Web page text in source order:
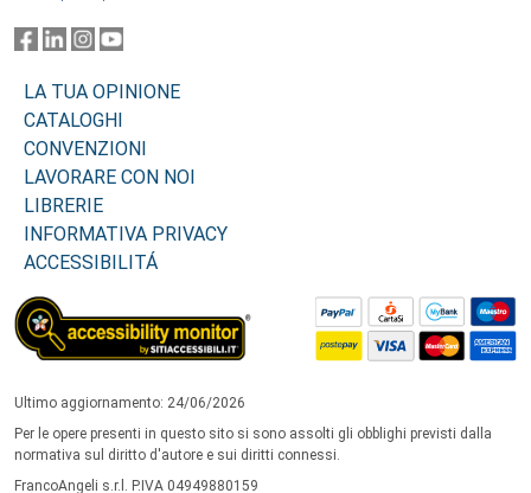
LA TUA OPINIONE
CATALOGHI
CONVENZIONI
LAVORARE CON NOI
LIBRERIE
INFORMATIVA PRIVACY
ACCESSIBILITÁ
Ultimo aggiornamento: 24/06/2026
Per le opere presenti in questo sito si sono assolti gli obblighi previsti dalla
normativa sul diritto d'autore e sui diritti connessi.
FrancoAngeli s.r.l. P.IVA 04949880159